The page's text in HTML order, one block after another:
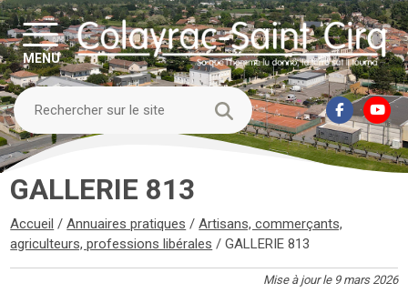
MENU
GALLERIE 813
Accueil /Annuaires pratiques /Artisans, commerçants,
agriculteurs, professions libérales /GALLERIE 813
Mise à jour le 9 mars 2026